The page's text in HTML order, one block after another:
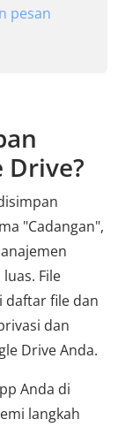
pesan
Drive?
"Cadangan",
File
daftar file dan
dan
Drive Anda.
Anda di
langkah